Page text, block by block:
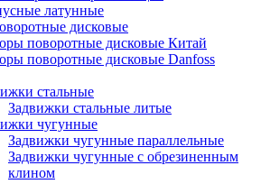
латунные
дисковые
поворотные дисковые Китай
поворотные дисковые Danfoss
стальные
Задвижки стальные литые
чугунные
Задвижки чугунные параллельные
Задвижки чугунные с обрезиненным
клином